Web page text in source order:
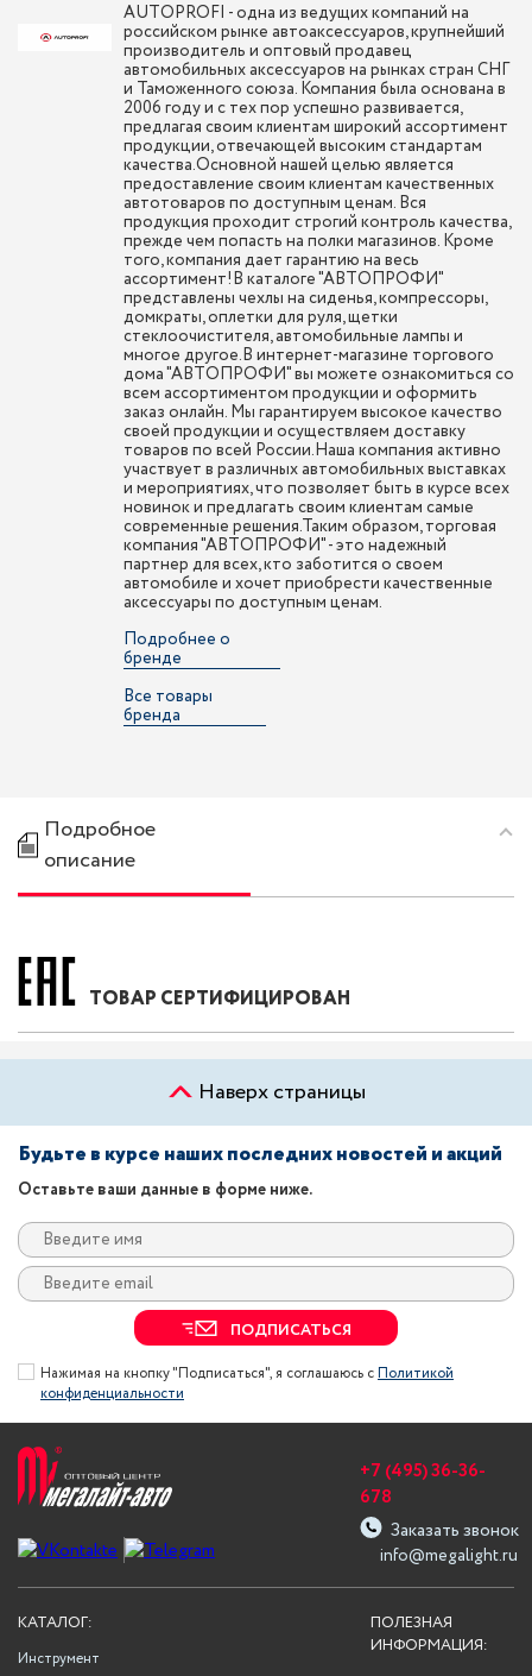
AUTOPROFI - одна из ведущих компаний на
российском рынке автоаксессуаров, крупнейший
производитель и оптовый продавец
автомобильных аксессуаров на рынках стран СНГ
и Таможенного союза. Компания была основана в
2006 году и с тех пор успешно развивается,
предлагая своим клиентам широкий ассортимент
продукции, отвечающей высоким стандартам
качества.Основной нашей целью является
предоставление своим клиентам качественных
автотоваров по доступным ценам. Вся
продукция проходит строгий контроль качества,
прежде чем попасть на полки магазинов. Кроме
того, компания дает гарантию на весь
ассортимент!В каталоге "АВТОПРОФИ"
представлены чехлы на сиденья, компрессоры,
домкраты, оплетки для руля, щетки
стеклоочистителя, автомобильные лампы и
многое другое.В интернет-магазине торгового
дома "АВТОПРОФИ" вы можете ознакомиться со
всем ассортиментом продукции и оформить
заказ онлайн. Мы гарантируем высокое качество
своей продукции и осуществляем доставку
товаров по всей России.Наша компания активно
участвует в различных автомобильных выставках
и мероприятиях, что позволяет быть в курсе всех
новинок и предлагать своим клиентам самые
современные решения.Таким образом, торговая
компания "АВТОПРОФИ" - это надежный
партнер для всех, кто заботится о своем
автомобиле и хочет приобрести качественные
аксессуары по доступным ценам.
Подробнее о
бренде
Все товары
бренда
Подробное
описание
ТОВАР СЕРТИФИЦИРОВАН
Наверх страницы
Будьте в курсе наших последних новостей и акций
Оставьте ваши данные в форме ниже.
ПОДПИСАТЬСЯ
Нажимая на кнопку "Подписаться", я соглашаюсь сПолитикой
конфиденциальности
info@megalight.ru
+7 (495) 36-36-
678
Заказать звонок
ПОЛЕЗНАЯ
ИНФОРМАЦИЯ:
КАТАЛОГ:
Инструмент